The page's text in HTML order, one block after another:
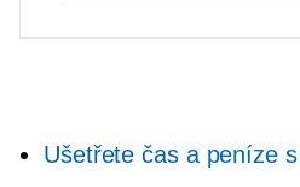
Ušetřete čas a peníze